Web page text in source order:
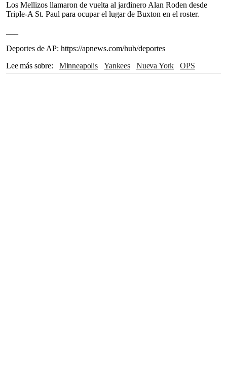
Los Mellizos llamaron de vuelta al jardinero Alan Roden desde
Triple-A St. Paul para ocupar el lugar de Buxton en el roster.
Deportes de AP: https://apnews.com/hub/deportes
Lee más sobre
Minneapolis Yankees Nueva York OPS